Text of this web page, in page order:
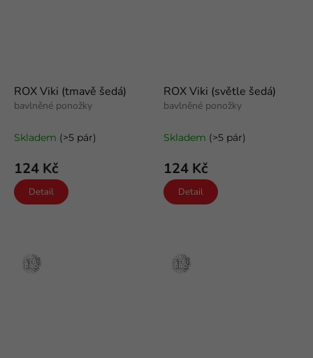
ROX Viki (tmavě šedá)
bavlněné ponožky
Skladem (>5 pár)
124 Kč
Detail
ROX Viki (světle šedá)
bavlněné ponožky
Skladem (>5 pár)
124 Kč
Detail
Stříbro Stříbro